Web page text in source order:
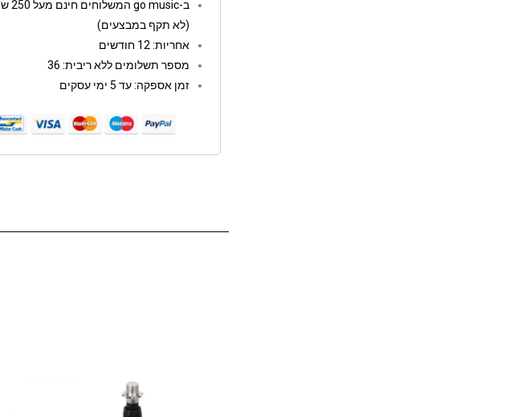
ב-go music המשלוחים חינם מעל 250 ש"ח
(לא תקף במבצעים)
אחריות: 12 חודשים
מספר תשלומים ללא ריבית: 36
זמן אספקה: עד 5 ימי עסקים